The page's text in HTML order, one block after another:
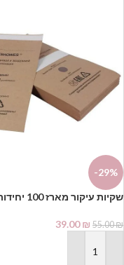
-29%
שקיות עיקור מארז 100 יחידות
55.00₪
39.00₪
הוספה לסל